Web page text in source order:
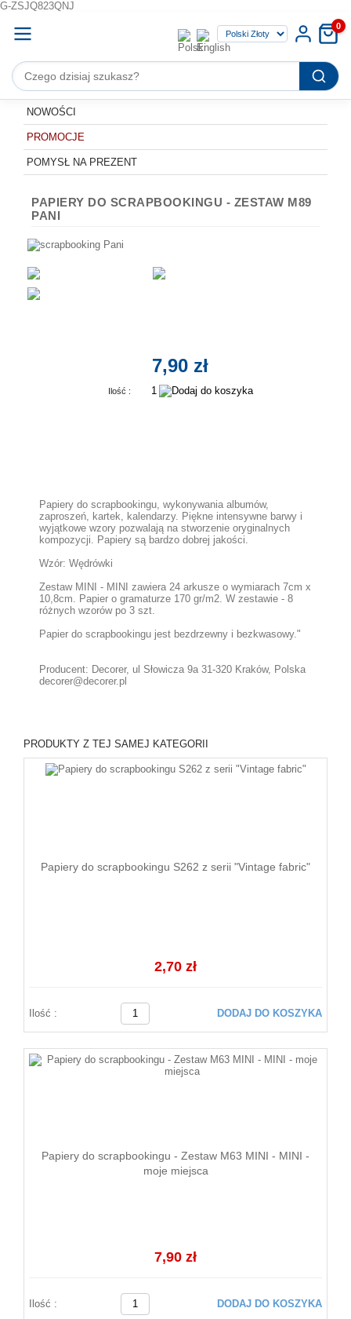
G-ZSJQ823QNJ
0
NOWOŚCI
PROMOCJE
POMYSŁ NA PREZENT
PAPIERY DO SCRAPBOOKINGU - ZESTAW M89
PANI
7,90 zł
Ilość :
Papiery do scrapbookingu, wykonywania albumów,
zaproszeń, kartek, kalendarzy. Piękne intensywne barwy i
wyjątkowe wzory pozwalają na stworzenie oryginalnych
kompozycji. Papiery są bardzo dobrej jakości.
Wzór: Wędrówki
Zestaw MINI - MINI zawiera 24 arkusze o wymiarach 7cm x
10,8cm. Papier o gramaturze 170 gr/m2. W zestawie - 8
różnych wzorów po 3 szt.
Papier do scrapbookingu jest bezdrzewny i bezkwasowy."
Producent: Decorer, ul Słowicza 9a 31-320 Kraków, Polska
decorer@decorer.pl
PRODUKTY Z TEJ SAMEJ KATEGORII
Papiery do scrapbookingu S262 z serii "Vintage fabric"
2,70 zł
Ilość : DODAJ DO KOSZYKA
Papiery do scrapbookingu - Zestaw M63 MINI - MINI -
moje miejsca
7,90 zł
Ilość : DODAJ DO KOSZYKA